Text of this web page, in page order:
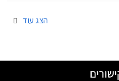
הצג עוד